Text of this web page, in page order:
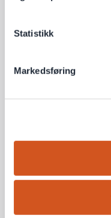
Statistikk
Markedsføring
På lager